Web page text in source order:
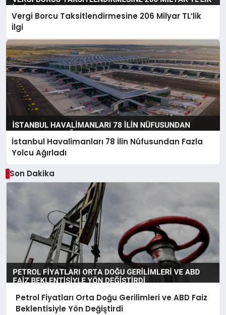
Vergi Borcu Taksitlendirmesine 206 Milyar TL’lik
İlgi
İstanbul Havalimanları 78 İlin Nüfusundan Fazla
Yolcu Ağırladı
Son Dakika
Petrol Fiyatları Orta Doğu Gerilimleri ve ABD Faiz
Beklentisiyle Yön Değiştirdi